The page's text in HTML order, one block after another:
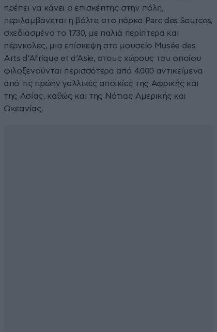
πρέπει να κάνει ο επισκέπτης στην πόλη,
περιλαμβάνεται η βόλτα στο πάρκο Parc des Sources,
σχεδιασμένο το 1730, με παλιά περίπτερα και
πέργκολες, μια επίσκεψη στο μουσείο Musée des
Arts d’Afrique et d’Asie, στους χώρους του οποίου
φιλοξενούνται περισσότερα από 4.000 αντικείμενα
από τις πρώην γαλλικές αποικίες της Αφρικής και
της Ασίας, καθώς και της Νότιας Αμερικής και
Ωκεανίας.